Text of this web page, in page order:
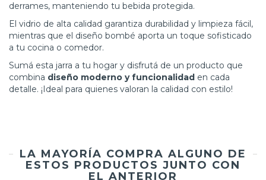
derrames, manteniendo tu bebida protegida.
El vidrio de alta calidad garantiza durabilidad y limpieza fácil,
mientras que el diseño bombé aporta un toque sofisticado
a tu cocina o comedor.
Sumá esta jarra a tu hogar y disfrutá de un producto que
combina diseño moderno y funcionalidad en cada
detalle. ¡Ideal para quienes valoran la calidad con estilo!
LA MAYORÍA COMPRA ALGUNO DE
ESTOS PRODUCTOS JUNTO CON
EL ANTERIOR